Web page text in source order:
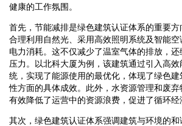
健康的工作氛围。
首先，节能减排是绿色建筑认证体系的重要
合理利用自然光、采用高效照明系统及智能空
电力消耗。这不仅减少了温室气体的排放，
压力。以北科大厦为例，该建筑通过引入高
统，实现了能源使用的最优化，体现了绿色
性方面的具体成效。此外，水资源管理和废
有效降低了运营中的资源浪费，促进了循环经
其次，绿色建筑认证体系强调建筑与环境的